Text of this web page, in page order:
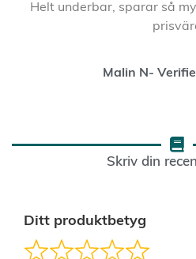
Helt underbar, sparar så
Malin N-
Skriv din
Ditt produktbetyg